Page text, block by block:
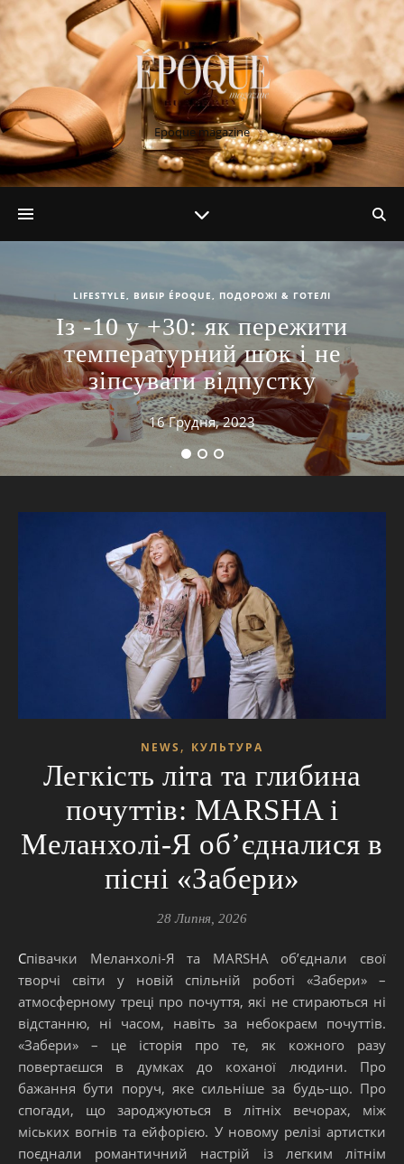
Epoque magazine
LIFESTYLE, ВИБІР ÉPOQUE, ПОДОРОЖІ & ГОТЕЛІ
Із -10 у +30: як пережити
температурний шок і не
зіпсувати відпустку
16 Грудня, 2023
NEWS , КУЛЬТУРА
Легкість літа та глибина
почуттів: MARSHA і
Меланхолі-Я об’єдналися в
пісні «Забери»
28 Липня, 2026
Співачки Меланхолі-Я та MARSHA об’єднали свої
творчі світи у новій спільній роботі «Забери» –
атмосферному треці про почуття, які не стираються ні
відстанню, ні часом, навіть за небокраєм почуттів.
«Забери» – це історія про те, як кожного разу
повертаєшся в думках до коханої людини. Про
бажання бути поруч, яке сильніше за будь-що. Про
спогади, що зароджуються в літніх вечорах, між
міських вогнів та ейфорією. У новому релізі артистки
поєднали романтичний настрій із легким літнім